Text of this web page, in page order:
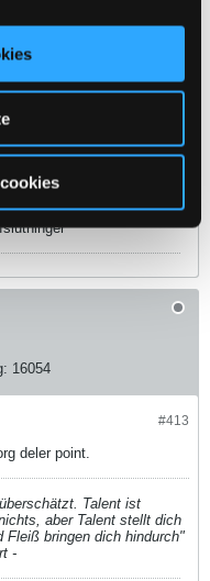
#412
overrasker
16054
#413
deler point.
Talent ist
aber Talent stellt dich
Fleiß bringen dich hindurch"
-